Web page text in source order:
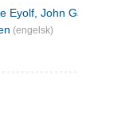
Eyolf, John Gabriel
(engelsk)